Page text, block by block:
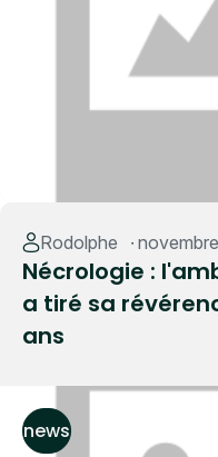
Rodolphe
Nécrologie :
a tiré sa
ans
news